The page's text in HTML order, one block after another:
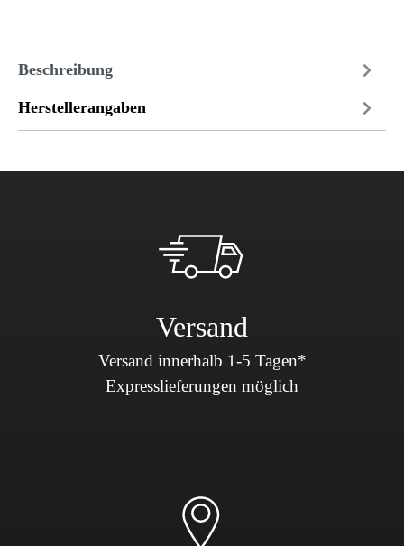
Beschreibung
Herstellerangaben
Versand
Versand innerhalb 1-5 Tagen*
Expresslieferungen möglich